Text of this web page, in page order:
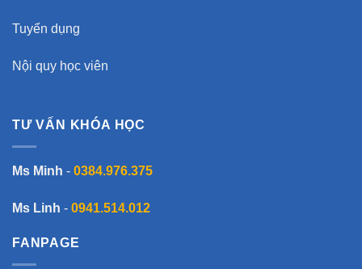
Tuyển dụng
Nội quy học viên
TƯ VẤN KHÓA HỌC
Ms Minh - 0384.976.375
Ms Linh - 0941.514.012
FANPAGE